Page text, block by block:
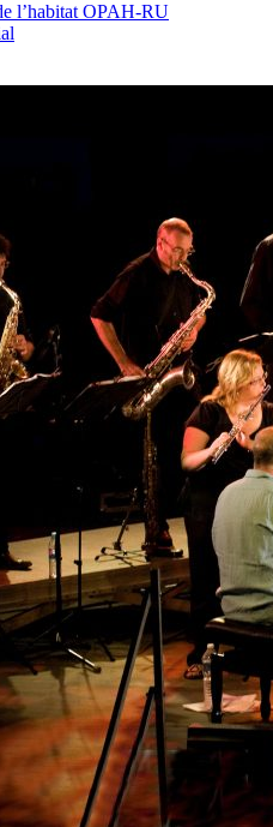
l’habitat OPAH-RU